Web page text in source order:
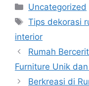
Categories
Uncategorized
Tags
Tips dekorasi
interior
Rumah
Furniture Unik
Berkreasi di